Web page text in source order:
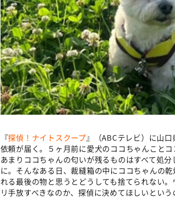
『探偵！ナイトスクープ』（ABCテレビ）に山
依頼が届く。５ヶ月前に愛犬のココちゃんこと
あまりココちゃんの匂いが残るものはすべて処
に。そんなある日、裁縫箱の中にココちゃんの
れる最後の物と思うとどうしても捨てられない
リ手放すべきなのか、探偵に決めてほしいという